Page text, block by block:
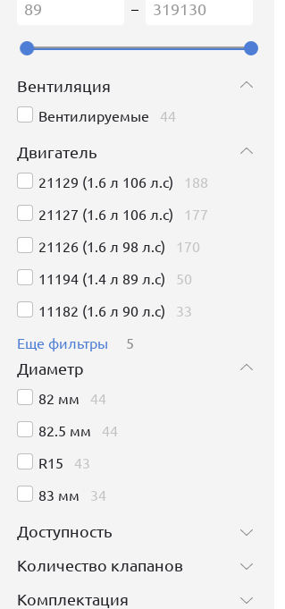
–
Вентиляция
Вентилируемые 44
Двигатель
21129 (1.6 л 106 л.с)
188
21127 (1.6 л 106 л.с)
177
21126 (1.6 л 98 л.с)
170
11194 (1.4 л 89 л.с)
50
11182 (1.6 л 90 л.с)
33
Еще фильтры
5
Диаметр
82 мм
44
82.5 мм
44
R15
43
83 мм
34
Доступность
Количество клапанов
Комплектация